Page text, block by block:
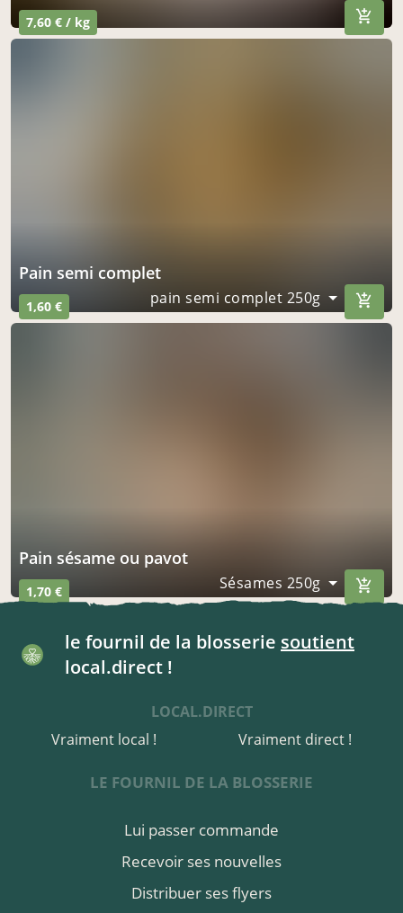
7,60 € / kg
pain semi complet
1,60 € pain semi complet 250g
pain sésame ou pavot
1,70 € Sésames 250g
le fournil de la blosserie soutient
local.direct !
LOCAL.DIRECT
Vraiment local !
Vraiment direct !
LE FOURNIL DE LA BLOSSERIE
Lui passer commande
Recevoir ses nouvelles
Distribuer ses flyers